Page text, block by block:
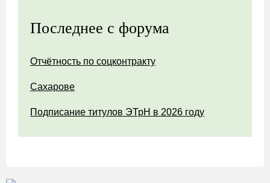
Последнее с форума
Отчётность по соцконтракту
Сахарове
Подписание титулов ЭТрН в 2026 году